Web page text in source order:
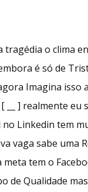
tragédia o clima
é só de
Imagina isso
__ ] realmente eu
no Linkedin tem
vaga sabe uma
meta tem o
de Qualidade